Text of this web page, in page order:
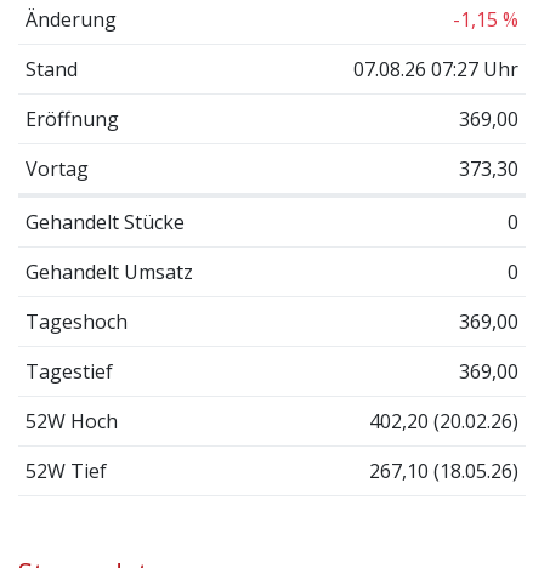
Änderung
-1,15 %
Stand
07.08.26 07:27 Uhr
Eröffnung
369,00
Vortag
373,30
Gehandelt Stücke
0
Gehandelt Umsatz
0
Tageshoch
369,00
Tagestief
369,00
52W Hoch
402,20 (20.02.26)
52W Tief
267,10 (18.05.26)